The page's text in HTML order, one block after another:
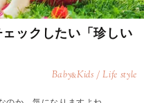
ックしたい「珍しい
Baby&Kids / Life style